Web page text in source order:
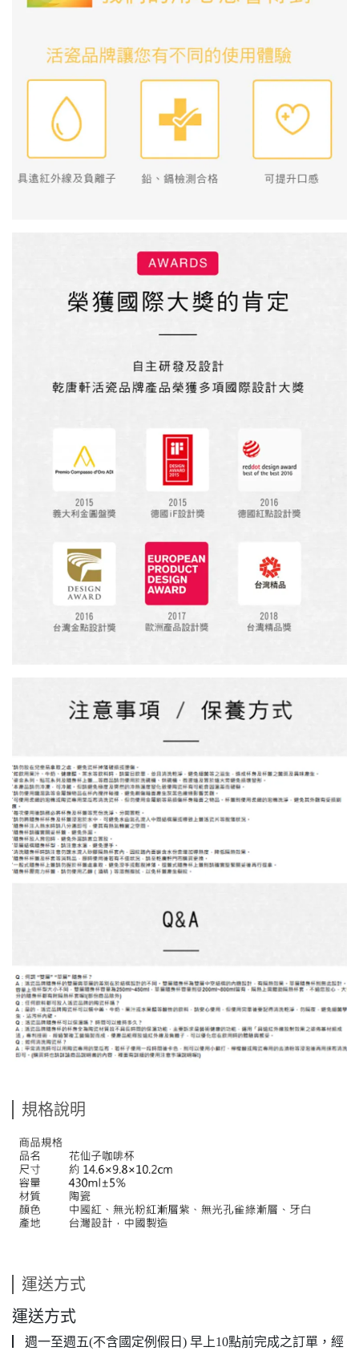
規格說明
運送方式
運送方式
▏週一至週五(不含國定例假日) 早上10點前完成之訂單，經